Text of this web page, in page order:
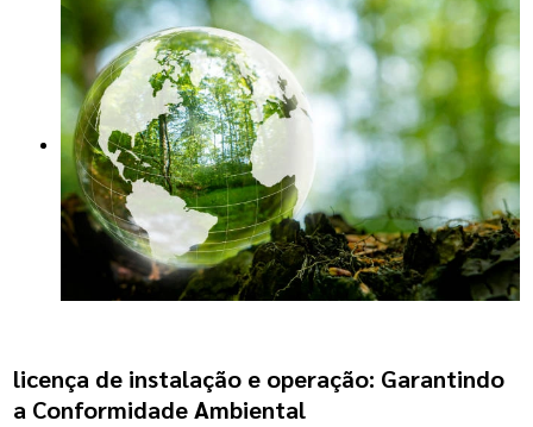
licença de instalação e operação: Garantindo
a Conformidade Ambiental